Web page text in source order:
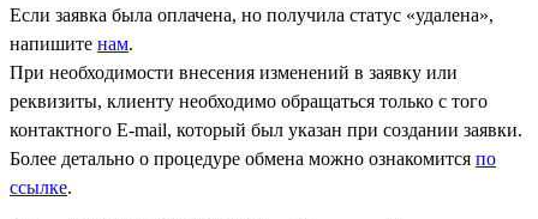
Если заявка была оплачена, но получила статус «удалена»,
напишите нам.
При необходимости внесения изменений в заявку или
реквизиты, клиенту необходимо обращаться только с того
контактного Е-mail, который был указан при создании заявки.
Более детально о процедуре обмена можно ознакомится по
ссылке.